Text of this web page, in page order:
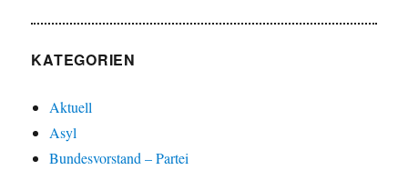
KATEGORIEN
Aktuell
Asyl
Bundesvorstand – Partei